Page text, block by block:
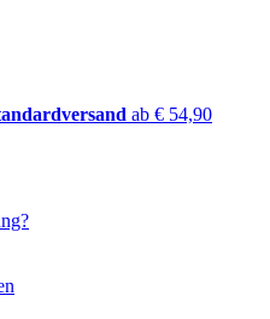
ab € 54,90